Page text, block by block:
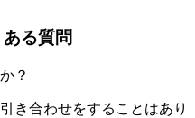
る質問
？
き合わせをすることはあり